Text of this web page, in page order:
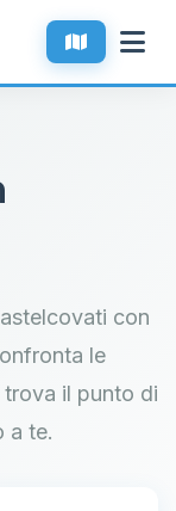
con
le
il punto di
a te.